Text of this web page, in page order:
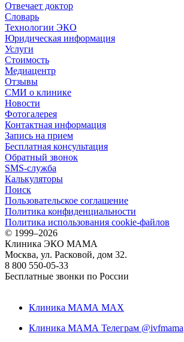
Отвечает доктор
Словарь
Технологии ЭКО
Юридическая информация
Услуги
Стоимость
Медиацентр
Отзывы
СМИ о клинике
Новости
Фотогалерея
Контактная информация
Запись на прием
Бесплатная консультация
Обратный звонок
SMS-служба
Калькуляторы
Поиск
Пользовательское соглашение
Политика конфиденциальности
Политика использования cookie-файлов
© 1999–2026
Клиника ЭКО МАМА
Москва, ул. Расковой, дом 32.
8 800 550-05-33
Бесплатные звонки по России
Клиника МАМА MAX
Клиника МАМА Телеграм @ivfmama